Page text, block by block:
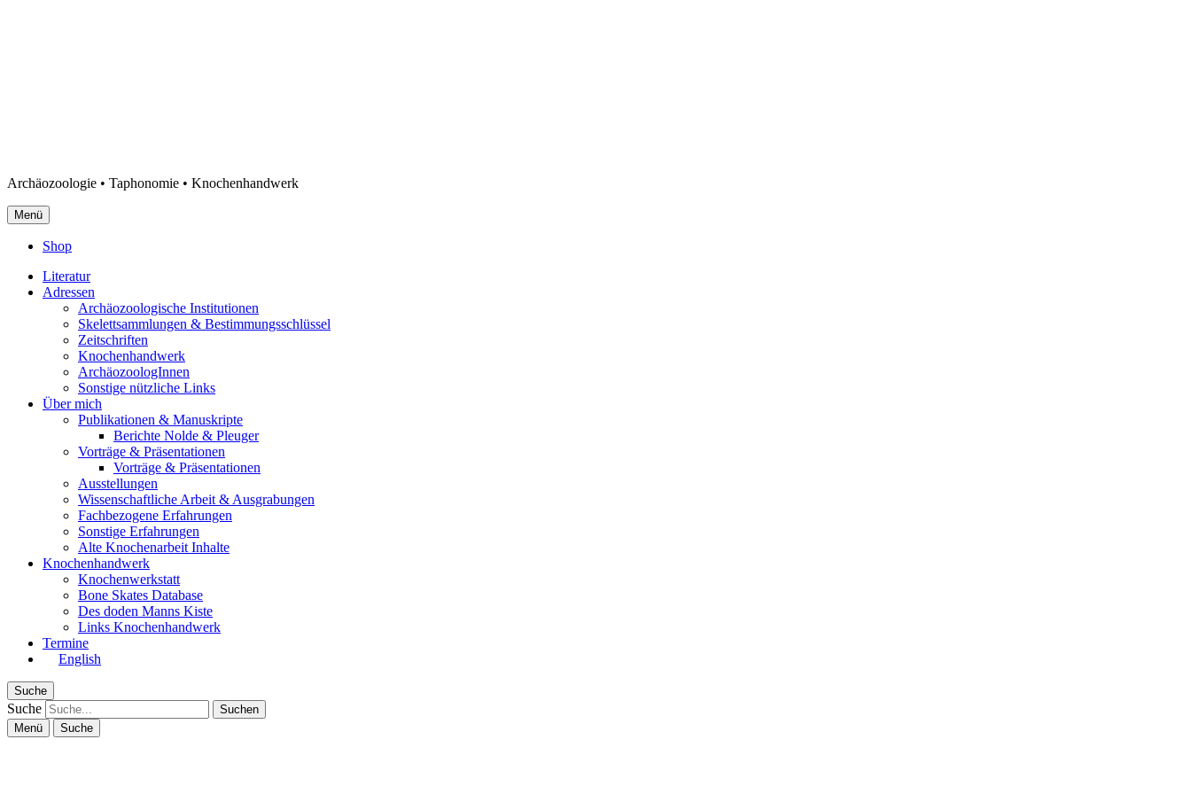
Archäozoologie • Taphonomie • Knochenhandwerk
Menü
Shop
Literatur
Adressen
Archäozoologische Institutionen
Skelettsammlungen & Bestimmungsschlüssel
Zeitschriften
Knochenhandwerk
ArchäozoologInnen
Sonstige nützliche Links
Über mich
Publikationen & Manuskripte
Berichte Nolde & Pleuger
Vorträge & Präsentationen
Vorträge & Präsentationen
Ausstellungen
Wissenschaftliche Arbeit & Ausgrabungen
Fachbezogene Erfahrungen
Sonstige Erfahrungen
Alte Knochenarbeit Inhalte
Knochenhandwerk
Knochenwerkstatt
Bone Skates Database
Des doden Manns Kiste
Links Knochenhandwerk
Termine
English
Suche
Suche
Menü Suche